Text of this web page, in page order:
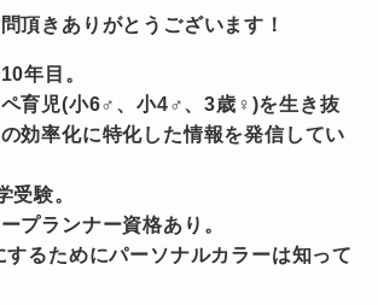
頂きありがとうございます！
年目。
育児(小6♂、小4♂、3歳♀)を生き抜
効率化に特化した情報を発信してい
受験。
プランナー資格あり。
るためにパーソナルカラーは知って